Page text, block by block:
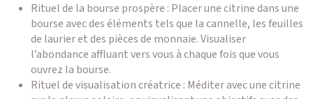
Rituel de la bourse prospère : Placer une citrine dans une
bourse avec des éléments tels que la cannelle, les feuilles
de laurier et des pièces de monnaie. Visualiser
l’abondance affluant vers vous à chaque fois que vous
ouvrez la bourse.
Rituel de visualisation créatrice : Méditer avec une citrine